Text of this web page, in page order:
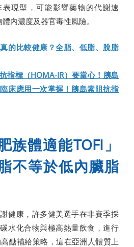
表現型，可能影響藥物的代謝速
內濃度及器官毒性風險。
的比較健康？全脂、低脂、脫脂
指標（HOMA-IR）要當心！胰島
床應用一次掌握！胰島素阻抗指
族體適能TOFI」
不等於低內臟脂
健康，許多健美選手在非賽季採
水化合物與極高熱量飲食，進行
醣補給策略，這在亞洲人體質上